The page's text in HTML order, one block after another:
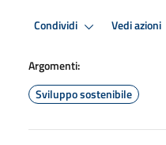
Condividi Vedi azioni
Argomenti:
Sviluppo sostenibile